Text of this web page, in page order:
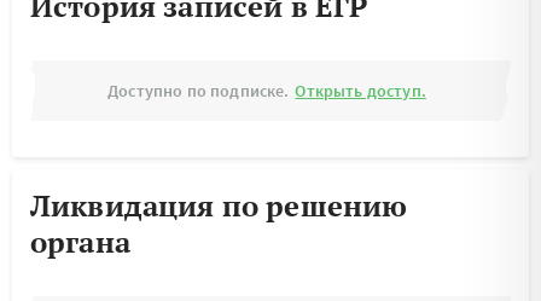
Доступно по подписке. Открыть доступ.
Ликвидация по решению
органа